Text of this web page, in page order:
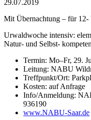
29.07.2019
Mit Übernachtung – für 12-
Urwaldwoche intensiv:
Natur- und Selbst-
Termin: Mo–Fr, 29.
Leitung: NABU
Treffpunkt/Ort:
Kosten: auf Anfrage
Info/Anmeldung:
936190
www.NABU-Saar.de